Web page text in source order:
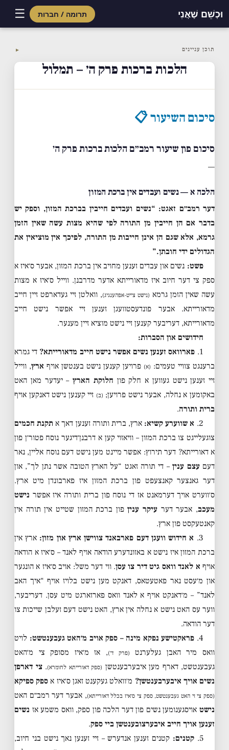
וּכְשֵׁם שֶׁאֲנִי תרומה / חברות ☰
content
תוכן עניינים ▼
הלכות ברכות פרק ה׳ – תמלול
סיכום השיעור 📋
סיכום פון שיעור רמב״ם הלכות ברכות פרק ה׳
—
הלכה א — נשים ועבדים אין ברכת המזון
דער רמב״ם זאגט: “נשים ועבדים חייבין בברכת המזון, וספק יש
בדבר אם הן חייבין מן התורה לפי שהיא מצות עשה שאין הזמן
גרמא, אלא שגם הן אינן חייבות מן התורה, לפיכך אין מוציאין את
הגדולים ידי חובתן.”
פשט: נשים און עבדים זענען מחויב אין ברכת המזון, אבער ס׳איז א
ספק צי דער חיוב איז מדאורייתא אדער מדרבנן. ווייל ס׳איז א מצות
עשה שאין הזמן גרמא (נישט צייט-אפהענגיג), וואלטן זיי געדארפט זיין חייב
מדאורייתא. אבער פונדעסטוועגן זענען זיי אפשר נישט חייב
מדאורייתא, דעריבער קענען זיי נישט מוציא זיין מענער.
חידושים און הסברות:
1. פארוואס זענען נשים אפשר נישט חייב מדאורייתא? די גמרא
ברענגט צוויי טעמים: (א) פרויען קענען נישט בענטשן אויף ארץ, ווייל
זיי זענען נישט געווען א חלק פון חלוקת הארץ – יעדער מאן האט
באקומען א נחלה, אבער נישט פרויען; (ב) זיי קענען נישט דאנקען אויף
ברית ותורה.
2. א שווערע קשיא: ארץ, ברית ותורה זענען דאך א תקנת חכמים
צוגעלייגט צו ברכת המזון – וויאזוי קען א דרבנן׳דיגער נוסח פטור׳ן פון
א דאורייתא? דער תירוץ: אפשר מיינט מען נישט דעם נוסח אליין, נאר
דעםעצם ענין– די תורה זאגט “על הארץ הטובה אשר נתן לך”, און
דער גאנצער קאנצעפט פון ברכת המזון איז פארבונדן מיט ארץ.
ס׳ווערט אויך דערמאנט אז די נוסח פון ברית ותורה איז אפשר נישט
מעכב, אבער דער עיקר עניןפון ברכת המזון שטייט אין תורה אין
קאנטעקסט פון ארץ.
3. א חידוש וועגן דעם פארבאנד צווישן ארץ און מזון: ארץ אין
ברכת המזון איז נישט א באזונדערע הודאה אויף לאנד – ס׳איז א הודאה
אויף א לאנד וואס גיט דיר צו עסן. ווי דער משל: אויב ס׳איז א הונגער
און מ׳עסט נאר פאטעטאס, דאנקט מען נישט בלויז אויף “איך האב
לאנד” – מ׳דאנקט אויף א לאנד וואס פארזארגט מיט עסן. דעריבער,
ווער עס האט נישט א נחלה אין ארץ, האט נישט דעם זעלבן שייכות צו
דער הודאה.
4. פראקטישע נפקא מינה – ספק אויב מ׳האט געבענטשט: לויט
וואס מיר האבן געלערנט
(פרק ד׳), אז מ׳איז מסופק צי מ׳האט
געבענטשט, דארף מען איבערבענטשן (ספק דאורייתא לחומרא).צי דארפן
נשים אויך איבערבענטשן? מ׳וואלט געקענט זאגן ס׳איז א ספק ספיקא
(ספק צי זי האט געבענטשט, ספק צי ס׳איז בכלל דאורייתא), אבער דער רמב״ם האט
נישט אויסגענומען נשים פון דער הלכה פון ספק, וואס משמע אז נשים
זענען אויך חייב איבערצובענטשן ביי ספק.
5. קטנים: קטנים זענען אנדערש – זיי זענען נאך נישט בני חיוב,